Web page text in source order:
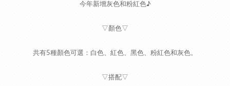
今年新增灰色和粉紅色♪
▽顏色▽
共有5種顏色可選：白色、紅色、黑色、粉紅色和灰色。
▽搭配▽